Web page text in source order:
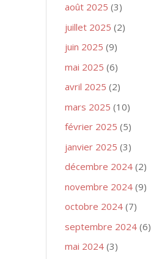
août 2025 (3)
juillet 2025 (2)
juin 2025 (9)
mai 2025 (6)
avril 2025 (2)
mars 2025 (10)
février 2025 (5)
janvier 2025 (3)
décembre 2024 (2)
novembre 2024 (9)
octobre 2024 (7)
septembre 2024 (6)
mai 2024 (3)